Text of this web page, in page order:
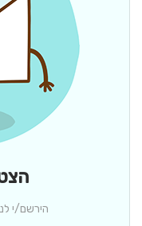
הירשם/י